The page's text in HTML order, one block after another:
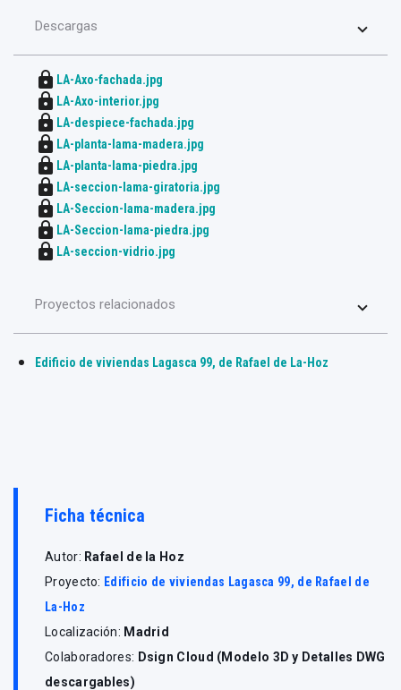
Descargas
lock LA-Axo-fachada.jpg
lock LA-Axo-interior.jpg
lock LA-despiece-fachada.jpg
lock LA-planta-lama-madera.jpg
lock LA-planta-lama-piedra.jpg
lock LA-seccion-lama-giratoria.jpg
lock LA-Seccion-lama-madera.jpg
lock LA-Seccion-lama-piedra.jpg
lock LA-seccion-vidrio.jpg
Proyectos relacionados
Edificio de viviendas Lagasca 99, de Rafael de La-Hoz
Ficha técnica
Autor: Rafael de la Hoz
Proyecto: Edificio de viviendas Lagasca 99, de Rafael de
La-Hoz
Localización: Madrid
Colaboradores: Dsign Cloud (Modelo 3D y Detalles DWG
descargables)